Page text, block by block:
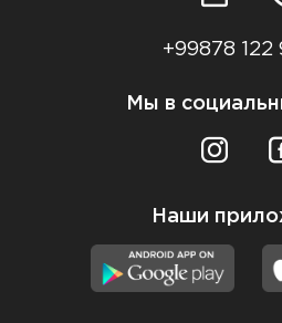
+99878 122
Мы в
Наши